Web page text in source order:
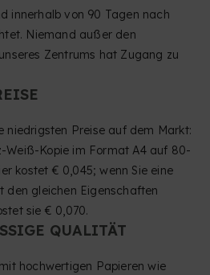
innerhalb von 90 Tagen nach
Niemand außer den
Zentrums hat Zugang zu
niedrigsten Preise auf dem Markt:
Weiß-Kopie im Format A4 auf 80-
kostet € 0,045; wenn Sie eine
den gleichen Eigenschaften
sie € 0,070.
QUALITÄT
hochwertigen Papieren wie